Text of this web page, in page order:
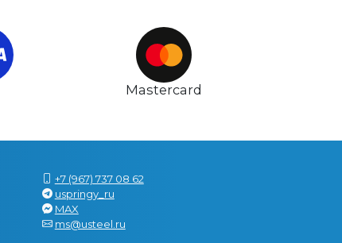
Mastercard
+7 (967) 737 08 62
uspringy_ru
MAX
ms@usteel.ru